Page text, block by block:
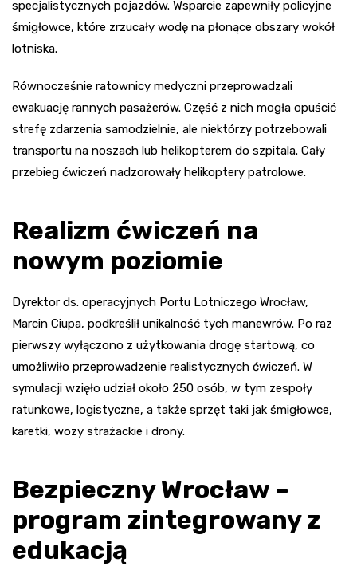
specjalistycznych pojazdów. Wsparcie zapewniły policyjne
śmigłowce, które zrzucały wodę na płonące obszary wokół
lotniska.
Równocześnie ratownicy medyczni przeprowadzali
ewakuację rannych pasażerów. Część z nich mogła opuścić
strefę zdarzenia samodzielnie, ale niektórzy potrzebowali
transportu na noszach lub helikopterem do szpitala. Cały
przebieg ćwiczeń nadzorowały helikoptery patrolowe.
Realizm ćwiczeń na
nowym poziomie
Dyrektor ds. operacyjnych Portu Lotniczego Wrocław,
Marcin Ciupa, podkreślił unikalność tych manewrów. Po raz
pierwszy wyłączono z użytkowania drogę startową, co
umożliwiło przeprowadzenie realistycznych ćwiczeń. W
symulacji wzięło udział około 250 osób, w tym zespoły
ratunkowe, logistyczne, a także sprzęt taki jak śmigłowce,
karetki, wozy strażackie i drony.
Bezpieczny Wrocław –
program zintegrowany z
edukacją